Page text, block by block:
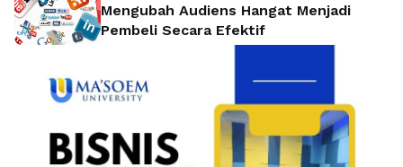
Mengubah Audiens Hangat Menjadi
Pembeli Secara Efektif